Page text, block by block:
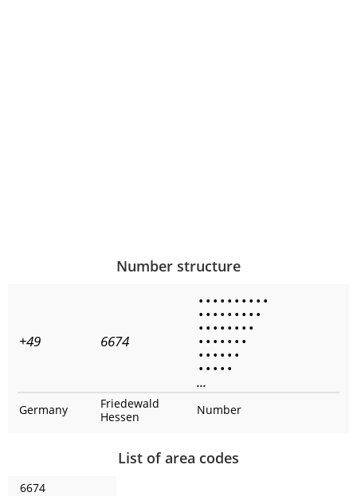
Number structure
+49 6674
• • • • • • • • • •
• • • • • • • • •
• • • • • • • •
• • • • • • •
• • • • • •
• • • • •
...
Germany
Friedewald
Hessen
Number
List of area codes
6674